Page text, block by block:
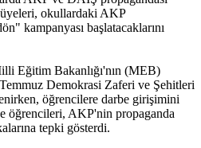
üyeleri, okullardaki AKP
kampanyası başlatacaklarını
Eğitim Bakanlığı'nın (MEB)
Demokrasi Zaferi ve Şehitleri
öğrencilere darbe girişimini
öğrencileri, AKP'nin propaganda
tepki gösterdi.